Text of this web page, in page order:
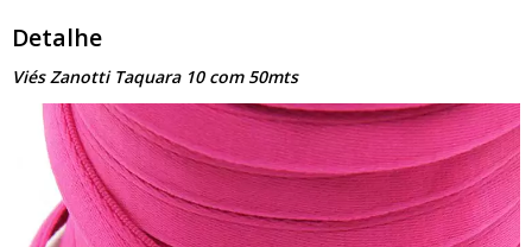
Detalhe
Viés Zanotti Taquara 10 com 50mts